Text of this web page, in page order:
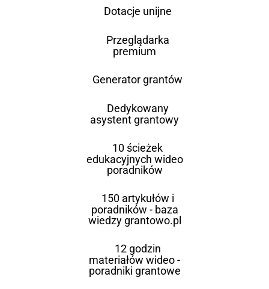
Dotacje unijne
Przeglądarka
premium
Generator grantów
Dedykowany
asystent grantowy
10 ścieżek
edukacyjnych wideo
poradników
150 artykułów i
poradników - baza
wiedzy grantowo.pl
12 godzin
materiałów wideo -
poradniki grantowe